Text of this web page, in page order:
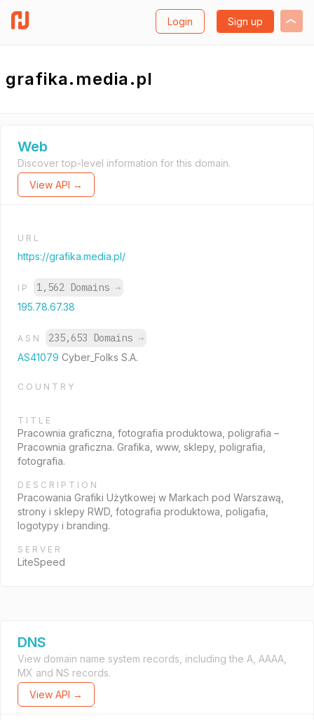
Login Sign up
grafika.media.pl
Web
Discover top-level information for this domain.
View API →
URL
https://grafika.media.pl/
IP 1,562 Domains →
195.78.67.38
ASN 235,653 Domains →
AS41079 Cyber_Folks S.A.
COUNTRY
TITLE
Pracownia graficzna, fotografia produktowa, poligrafia –
Pracownia graficzna. Grafika, www, sklepy, poligrafia,
fotografia.
DESCRIPTION
Pracowania Grafiki Użytkowej w Markach pod Warszawą,
strony i sklepy RWD, fotografia produktowa, poligafia,
logotypy i branding.
SERVER
LiteSpeed
DNS
View domain name system records, including the A, AAAA,
MX and NS records.
View API →